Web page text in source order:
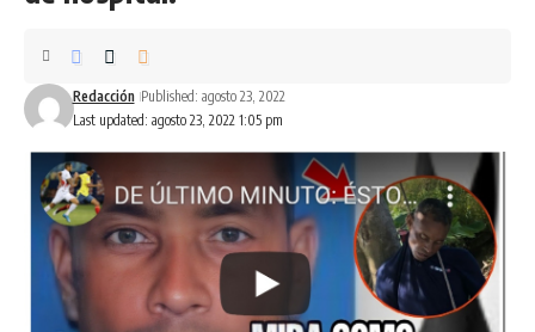
Last updated: agosto 23, 2022 1:05 pm
Redacción Published: agosto 23, 2022